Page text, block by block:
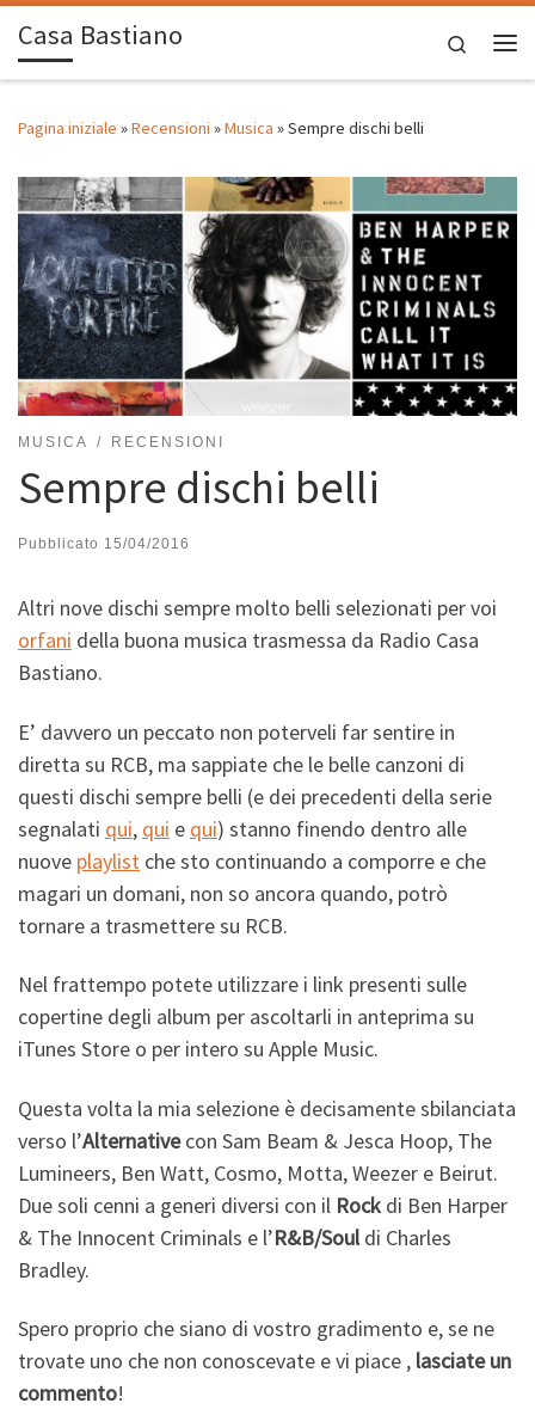
Passa al contenuto
Casa Bastiano
Search
Pagina iniziale »Recensioni »Musica »Sempre dischi belli
MUSICA RECENSIONI
Sempre dischi belli
Pubblicato 15/04/2016
Altri nove dischi sempre molto belli selezionati per voi
orfani della buona musica trasmessa da Radio Casa
Bastiano.
E’ davvero un peccato non poterveli far sentire in
diretta su RCB, ma sappiate che le belle canzoni di
questi dischi sempre belli (e dei precedenti della serie
segnalati qui, qui e qui) stanno finendo dentro alle
nuove playlist che sto continuando a comporre e che
magari un domani, non so ancora quando, potrò
tornare a trasmettere su RCB.
Nel frattempo potete utilizzare i link presenti sulle
copertine degli album per ascoltarli in anteprima su
iTunes Store o per intero su Apple Music.
Questa volta la mia selezione è decisamente sbilanciata
verso l’Alternativecon Sam Beam & Jesca Hoop, The
Lumineers, Ben Watt, Cosmo, Motta, Weezer e Beirut.
Due soli cenni a generi diversi con il Rock di Ben Harper
& The Innocent Criminals e l’R&B/Souldi Charles
Bradley.
Spero proprio che siano di vostro gradimento e, se ne
trovate uno che non conoscevate e vi piace , lasciate un
commento!